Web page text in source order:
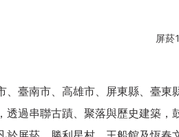
屏菸
、臺南市、高雄市、屏東縣、臺
透過串聯古蹟、聚落與歷史建築